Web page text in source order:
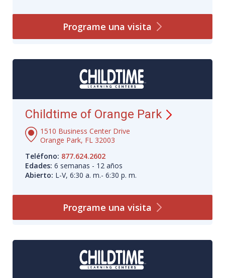
Programe una visita
Childtime of Orange Park
1510 Business Center Drive
Orange Park, FL 32003
Teléfono: 877.624.2602
Edades: 6 semanas - 12 años
Abierto: L-V, 6:30 a. m.- 6:30 p. m.
Programe una visita